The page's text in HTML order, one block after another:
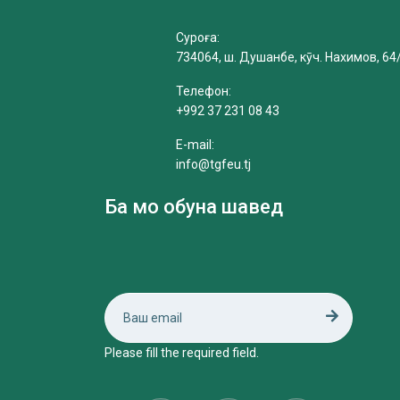
Суроға:
734064, ш. Душанбе, кӯч. Нахимов,
Телефон:
+992 37 231 08 43
E-mail:
info@tgfeu.tj
Ба мо обуна шавед
Please fill the required field.